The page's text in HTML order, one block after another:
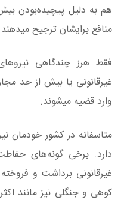
هم به دلیل پیچیده‌بودن
منافع برایشان ترجیح
فقط هرز چندگاهی
غیرقانونی یا بیش از حد
وارد قضیه میشوند.
متاسفانه در کشور خودمان
دارد. برخی گونه‌های
غیرقانونی برداشت و
کوهی و جنگلی نیز مانند